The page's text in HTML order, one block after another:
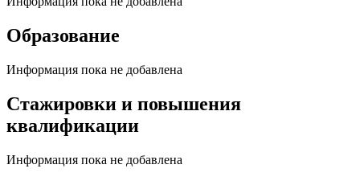
Образование
Информация пока не добавлена
Стажировки и повышения
квалификации
Информация пока не добавлена